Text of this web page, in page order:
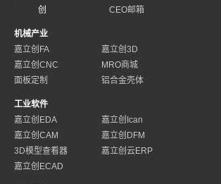
创
CEO邮箱
机械产业
嘉立创FA
嘉立创3D
嘉立创CNC
MRO商城
面板定制
铝合金壳体
工业软件
嘉立创EDA
嘉立创Ican
嘉立创CAM
嘉立创DFM
3D模型查看器
嘉立创云ERP
嘉立创ECAD